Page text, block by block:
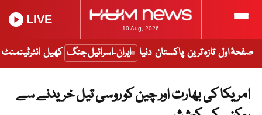
10 Aug, 2026
LIVE
صفحۂ اول تازہ ترین پاکستان دنیا ایران-اسرائیل جنگ کھیل انٹرٹینمنٹ
امریکا کی بھارت اور چین کو روسی تیل خریدنے سے